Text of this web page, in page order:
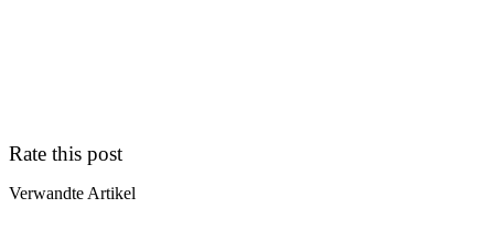
Rate this post
Verwandte Artikel